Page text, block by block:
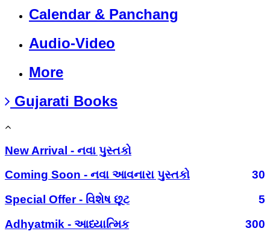
Calendar & Panchang
Audio-Video
More
Gujarati Books
New Arrival - નવા પુસ્તકો
Coming Soon - નવા આવનારા પુસ્તકો
30
Special Offer - વિશેષ છૂટ
5
Adhyatmik - આધ્યાત્મિક
300